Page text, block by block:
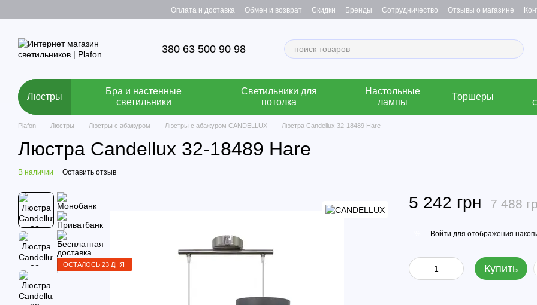
Оплата и доставка Обмен и возврат Скидки Бренды Сотрудничество Отзывы о магазине
380 63 500 90 98
Люстры
Бра и настенные
светильники
Светильники для
потолка
Настольные
лампы
Торшеры
Plafon Люстры Люстры с абажуром Люстры с абажуром CANDELLUX Люстра Candellux 32-18489 Hare
Люстра Candellux 32-18489 Hare
В наличии Оставить отзыв
ОСТАЛОСЬ 23 ДНЯ
5 242 грн 7 488
Войти для отображения
Купить